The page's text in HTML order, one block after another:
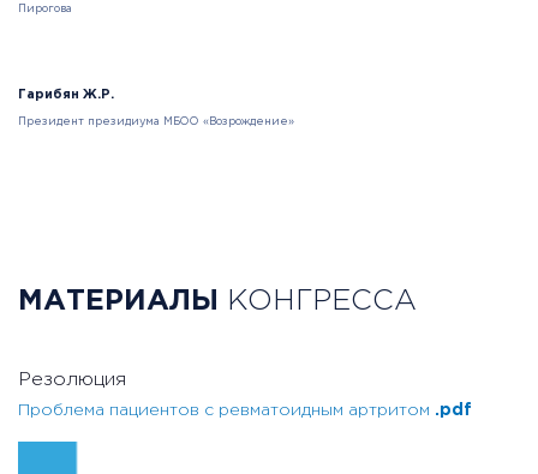
Пирогова
Гарибян Ж.Р.
Президент президиума МБОО «Возрождение»
МАТЕРИАЛЫ КОНГРЕССА
Резолюция
Проблема пациентов с ревматоидным артритом .pdf